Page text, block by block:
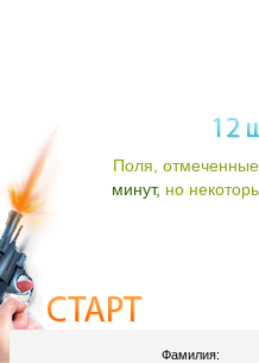
Поля, отмеченные
минут, но
Фамилия: